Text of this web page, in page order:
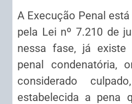
A Execução Penal
pela Lei nº 7.210 de
nessa fase, já existe
penal condenatória,
considerado
estabelecida a pena